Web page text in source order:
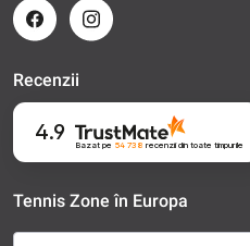
Recenzii
4.9
Bazat pe 54 738 recenziidin toate timpurile
Tennis Zone în Europa